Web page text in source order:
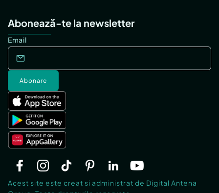
Abonează-te la newsletter
Email
Abonare
Acest site este creat si administrat de Digital Antena